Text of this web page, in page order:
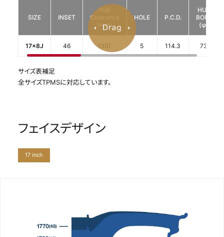
SIZE INSET
Hub
Clearance
(mm)
HOLE P.C.D.
HUB
BORE
(φ)
17x8J 46 (30) 5 114.3 73
サイズ表補足
全サイズTPMSに対応しています。
フェイスデザイン
17 inch